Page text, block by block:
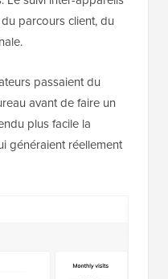
parcours client, du
passaient du
avant de faire un
plus facile la
généraient réellement